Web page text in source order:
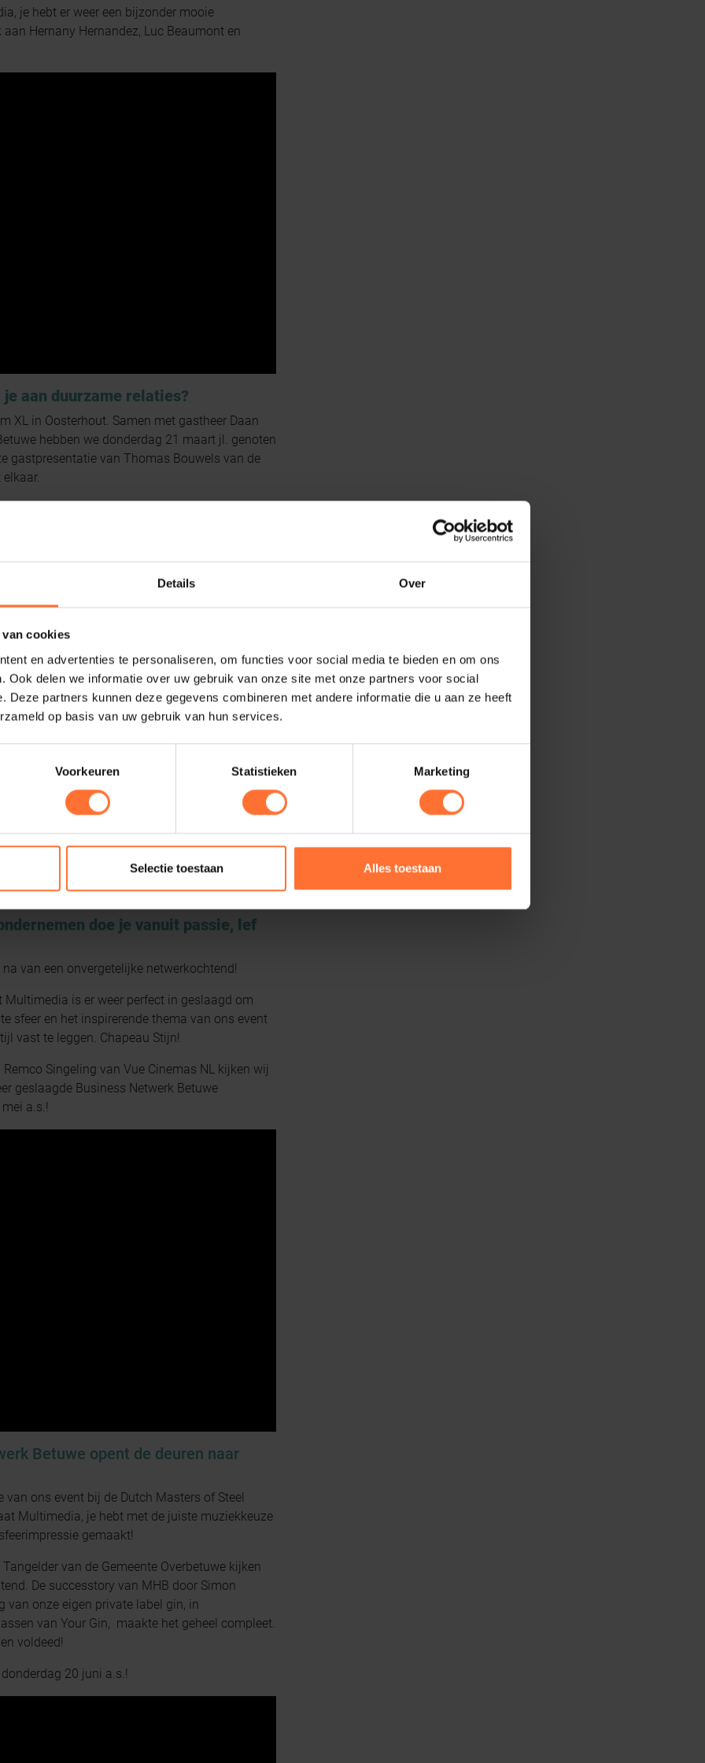
Details Over
van cookies
en advertenties te personaliseren, om functies voor social media te bieden en om ons
Ook delen we informatie over uw gebruik van onze site met onze partners voor social
Deze partners kunnen deze gegevens combineren met andere informatie die u aan ze heeft
op basis van uw gebruik van hun services.
Voorkeuren Statistieken Marketing
Selectie toestaan Alles toestaan
je hebt er weer een bijzonder mooie
Hernany Hernandez, Luc Beaumont en
je aan duurzame relaties?
XL in Oosterhout. Samen met gastheer Daan
hebben we donderdag 21 maart jl. genoten
gastpresentatie van Thomas Bouwels van de
Willem Beijers en Simon Talapessy ons
die zij te bieden hebben.
Vermaat Multimedia die met deze sfeerbeelden
geslaagde bijeenkomst!
doe je vanuit passie, lef
van een onvergetelijke netwerkochtend!
is er weer perfect in geslaagd om
sfeer en het inspirerende thema van ons event
vast te leggen. Chapeau Stijn!
Singeling van Vue Cinemas NL kijken wij
geslaagde Business Netwerk Betuwe
a.s.!
Betuwe opent de deuren naar
ons event bij de Dutch Masters of Steel
Multimedia, je hebt met de juiste muziekkeuze
gemaakt!
van de Gemeente Overbetuwe kijken
De successtory van MHB door Simon
onze eigen private label gin, in
van Your Gin, maakte het geheel compleet.
voldeed!
20 juni a.s.!